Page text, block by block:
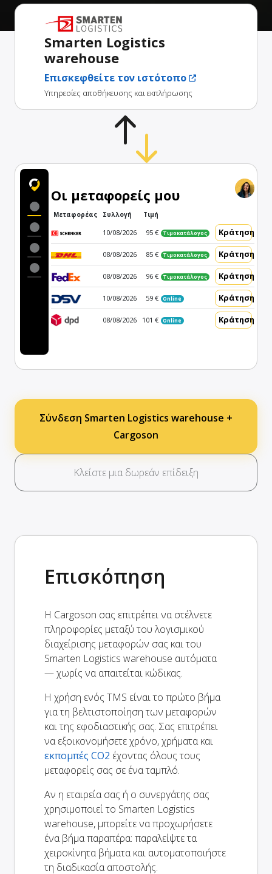
Smarten Logistics
warehouse
Επισκεφθείτε τον ιστότοπο
Υπηρεσίες αποθήκευσης και εκπλήρωσης
Οι μεταφορείς μου
Μεταφορέας Συλλογή Τιμή
10/08/2026 95 € Τιμοκατάλογος Κράτηση
08/08/2026 85 € Τιμοκατάλογος Κράτηση
08/08/2026 96 € Τιμοκατάλογος Κράτηση
10/08/2026 59 € Online Κράτηση
08/08/2026 101 € Online Κράτηση
Σύνδεση Smarten Logistics warehouse +
Cargoson
Κλείστε μια δωρεάν επίδειξη
Επισκόπηση
Η Cargoson σας επιτρέπει να στέλνετε
πληροφορίες μεταξύ του λογισμικού
διαχείρισης μεταφορών σας και του
Smarten Logistics warehouse αυτόματα
— χωρίς να απαιτείται κώδικας.
Η χρήση ενός TMS είναι το πρώτο βήμα
για τη βελτιστοποίηση των μεταφορών
και της εφοδιαστικής σας. Σας επιτρέπει
να εξοικονομήσετε χρόνο, χρήματα και
εκπομπές CO2 έχοντας όλους τους
μεταφορείς σας σε ένα ταμπλό.
Αν η εταιρεία σας ή ο συνεργάτης σας
χρησιμοποιεί το Smarten Logistics
warehouse, μπορείτε να προχωρήσετε
ένα βήμα παραπέρα: παραλείψτε τα
χειροκίνητα βήματα και αυτοματοποιήστε
τη διαδικασία αποστολής.